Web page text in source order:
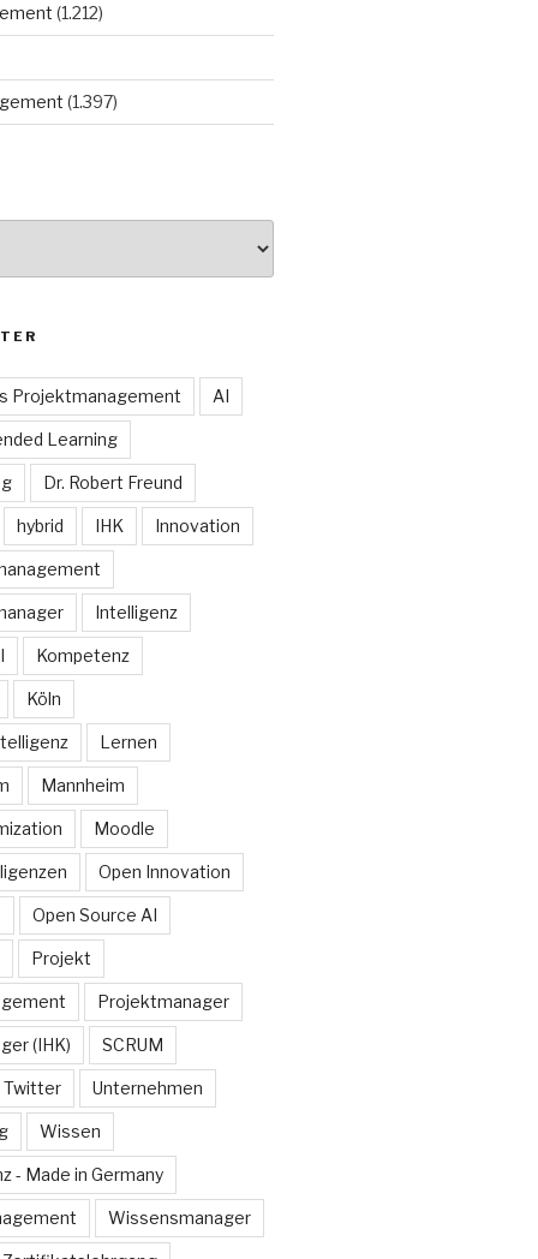
(1.212)
(1.397)
Projektmanagement AI
Learning
Dr. Robert Freund
hybrid IHK Innovation
Intelligenz
Kompetenz
Köln
Lernen
Mannheim
Moodle
Open Innovation
Open Source AI
Projekt
Projektmanager
(IHK) SCRUM
Twitter Unternehmen
Wissen
- Made in Germany
Wissensmanager